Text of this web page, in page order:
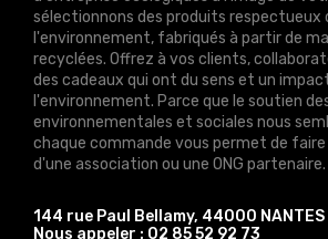
sélectionnons des produits respectueux
l'environnement, fabriqués à partir de
recyclées. Offrez à vos clients,
des cadeaux qui ont du sens et un
l'environnement. Parce que le soutien
environnementales et sociales nous
chaque commande vous permet de
d'une association ou une ONG partenaire.
144 rue Paul Bellamy, 44000 NANTES
Nous appeler : 02 85 52 92 73